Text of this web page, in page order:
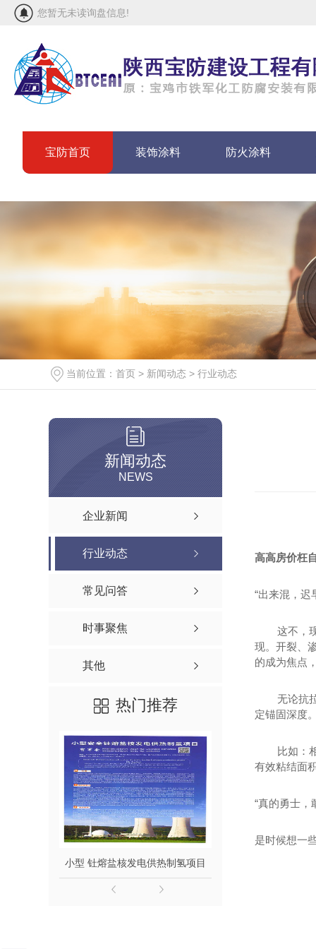
您暂无未读询盘信息!
宝防首页 装饰涂料 防火涂料
当前位置： 首页 > 新闻动态 > 行业动态
新闻动态
NEWS
企业新闻
行业动态
常见问答
时事聚焦
其他
热门推荐
小型 钍熔盐核发电供热制氢项目
高高房价枉
“出来混，迟
这不，
现。开裂、
的成为焦点
无论抗
定锚固深度。
比如：
有效粘结面
“真的勇士，
是时候想一